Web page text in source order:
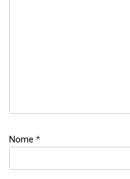
Nome *